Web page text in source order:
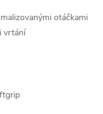
otáčkami
vrtání